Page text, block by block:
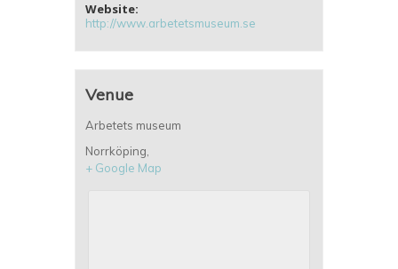
Website:
http://www.arbetetsmuseum.se
Venue
Arbetets museum
Norrköping
+ Google Map